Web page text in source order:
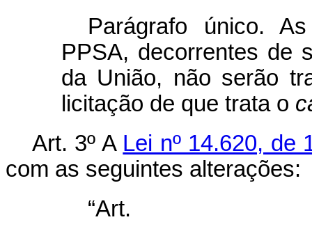
Parágrafo único.
PPSA, decorrentes de
da União, não serão
licitação de que trata o
Art. 3º A Lei nº 14.620, de
com as seguintes alterações: